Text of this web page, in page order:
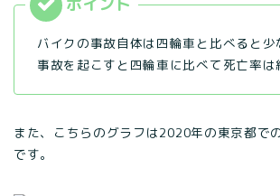
バイクの事故自体は四輪車と比べると少
事故を起こすと四輪車に比べて死亡率は
また、こちらのグラフは2020年の東京都で
です。